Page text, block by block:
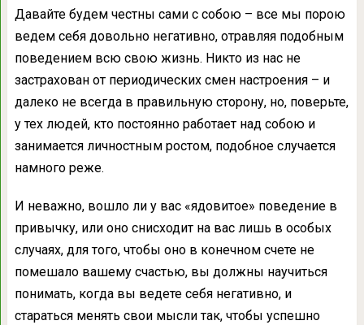
Давайте будем честны сами с собою – все мы порою
ведем себя довольно негативно, отравляя подобным
поведением всю свою жизнь. Никто из нас не
застрахован от периодических смен настроения – и
далеко не всегда в правильную сторону, но, поверьте,
у тех людей, кто постоянно работает над собою и
занимается личностным ростом, подобное случается
намного реже.
И неважно, вошло ли у вас «ядовитое» поведение в
привычку, или оно снисходит на вас лишь в особых
случаях, для того, чтобы оно в конечном счете не
помешало вашему счастью, вы должны научиться
понимать, когда вы ведете себя негативно, и
стараться менять свои мысли так, чтобы успешно